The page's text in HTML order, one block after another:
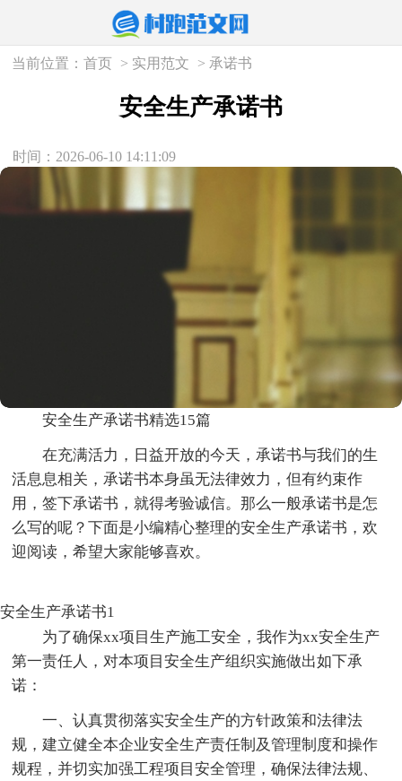
当前位置：首页 > 实用范文 > 承诺书
安全生产承诺书
时间：2026-06-10 14:11:09
安全生产承诺书精选15篇
在充满活力，日益开放的今天，承诺书与我们的生
活息息相关，承诺书本身虽无法律效力，但有约束作
用，签下承诺书，就得考验诚信。那么一般承诺书是怎
么写的呢？下面是小编精心整理的安全生产承诺书，欢
迎阅读，希望大家能够喜欢。
安全生产承诺书1
为了确保xx项目生产施工安全，我作为xx安全生产
第一责任人，对本项目安全生产组织实施做出如下承
诺：
一、认真贯彻落实安全生产的方针政策和法律法
规，建立健全本企业安全生产责任制及管理制度和操作
规程，并切实加强工程项目安全管理，确保法律法规、